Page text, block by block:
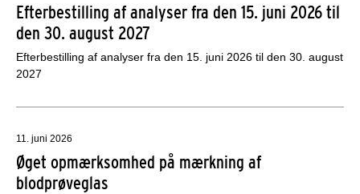
Efterbestilling af analyser fra den 15. juni 2026 til
den 30. august 2027
Efterbestilling af analyser fra den 15. juni 2026 til den 30. august
2027
11. juni 2026
Øget opmærksomhed på mærkning af
blodprøveglas